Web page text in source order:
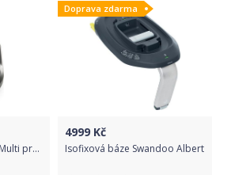
Stokke Adaptéry CSA Multi pro autosedačky Nuna Pipa, Cybex Aton Q, Maxi Cosi Mico
Doprava zdarma
4999 Kč
Isofixová báze Swandoo Albert